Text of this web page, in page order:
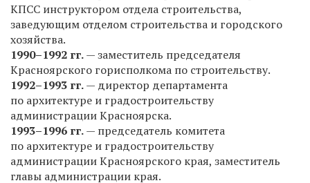
КПСС инструктором отдела строительства,
заведующим отделом строительства и городского
хозяйства.
1990–1992 гг.— заместитель председателя
Красноярского горисполкома по строительству.
1992–1993 гг.— директор департамента
по архитектуре и градостроительству
администрации Красноярска.
1993–1996 гг.— председатель комитета
по архитектуре и градостроительству
администрации Красноярского края, заместитель
главы администрации края.